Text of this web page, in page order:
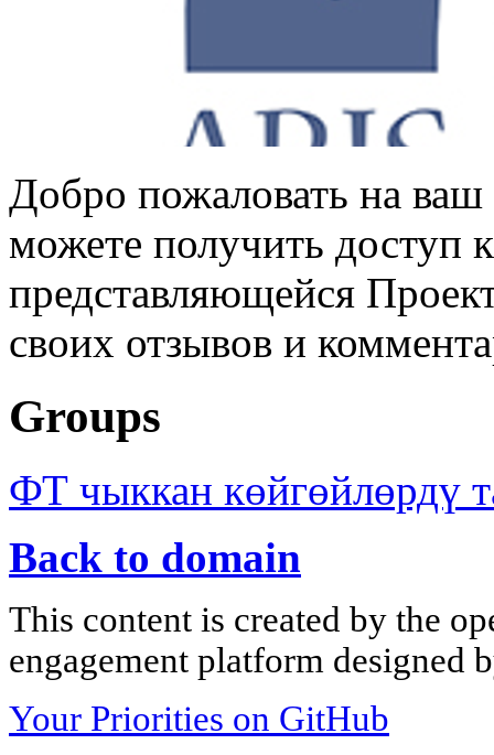
Добро пожаловать на
можете получить доступ
представляющейся
своих отзывов и
Groups
ФТ чыккан көйгөйлөрдү
Back to domain
This content is created by the
engagement platform designed
Your Priorities on GitHub